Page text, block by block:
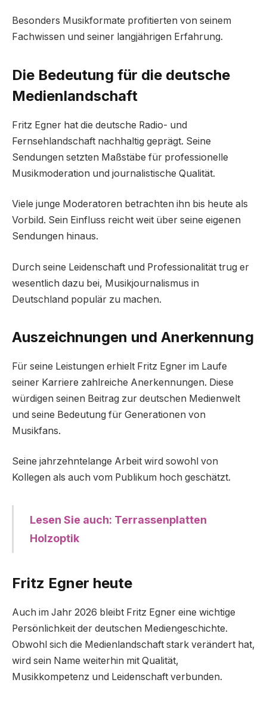
Besonders Musikformate profitierten von seinem
Fachwissen und seiner langjährigen Erfahrung.
Die Bedeutung für die deutsche
Medienlandschaft
Fritz Egner hat die deutsche Radio- und
Fernsehlandschaft nachhaltig geprägt. Seine
Sendungen setzten Maßstäbe für professionelle
Musikmoderation und journalistische Qualität.
Viele junge Moderatoren betrachten ihn bis heute als
Vorbild. Sein Einfluss reicht weit über seine eigenen
Sendungen hinaus.
Durch seine Leidenschaft und Professionalität trug er
wesentlich dazu bei, Musikjournalismus in
Deutschland populär zu machen.
Auszeichnungen und Anerkennung
Für seine Leistungen erhielt Fritz Egner im Laufe
seiner Karriere zahlreiche Anerkennungen. Diese
würdigen seinen Beitrag zur deutschen Medienwelt
und seine Bedeutung für Generationen von
Musikfans.
Seine jahrzehntelange Arbeit wird sowohl von
Kollegen als auch vom Publikum hoch geschätzt.
Lesen Sie auch: Terrassenplatten
Holzoptik
Fritz Egner heute
Auch im Jahr 2026 bleibt Fritz Egner eine wichtige
Persönlichkeit der deutschen Mediengeschichte.
Obwohl sich die Medienlandschaft stark verändert hat,
wird sein Name weiterhin mit Qualität,
Musikkompetenz und Leidenschaft verbunden.